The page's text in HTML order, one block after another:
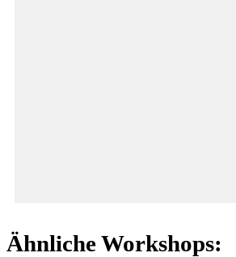
Ähnliche Workshops: